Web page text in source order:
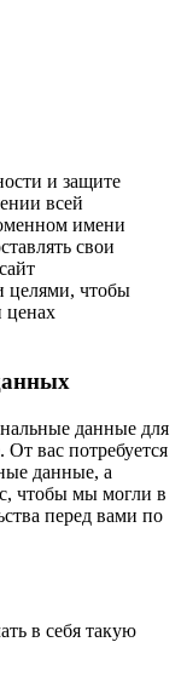
и защите
всей
имени
свои
целями, чтобы
ценах
данные для
вас потребуется
данные, а
чтобы мы могли в
перед вами по
в себя такую